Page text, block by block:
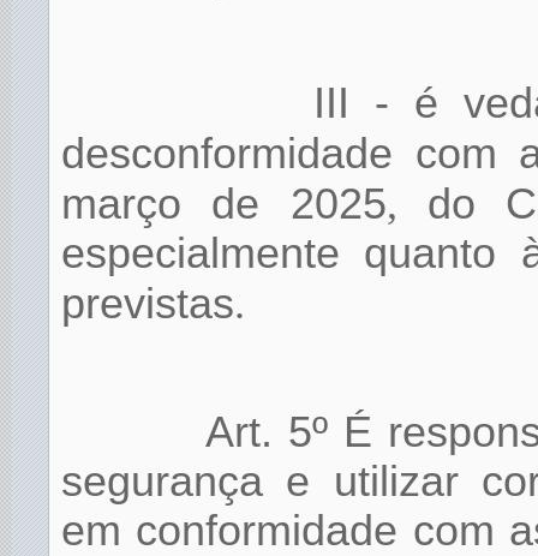
III - é
desconformidade com
março de 2025, do
especialmente quanto
previstas.
Art. 5º É
segurança e utilizar
em conformidade com